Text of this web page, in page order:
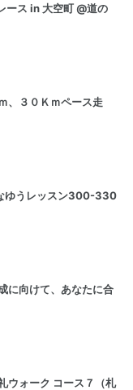
ース in 大空町 @道の
、３０Ｋｍペース走
ゆうレッスン300-330
に向けて、あなたに合
ウォーク コース７（札